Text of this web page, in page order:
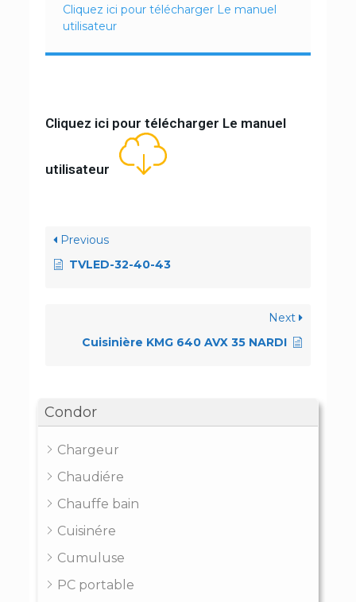
Condor
Chargeur
Chaudiére
Chauffe bain
Cuisinére
Cumuluse
PC portable
Cliquez ici pour télécharger Le manuel
utilisateur
Cliquez ici pour télécharger Le manuel
utilisateur
Previous
TVLED-32-40-43
Next
Cuisinière KMG 640 AVX 35 NARDI